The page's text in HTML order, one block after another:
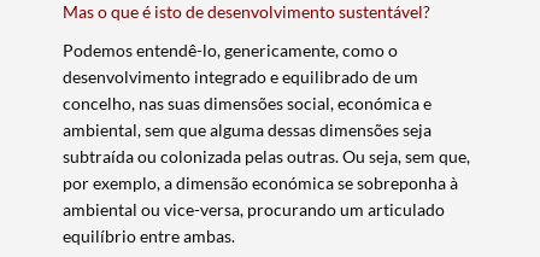
Mas o que é isto de desenvolvimento sustentável?
Podemos entendê-lo, genericamente, como o
desenvolvimento integrado e equilibrado de um
concelho, nas suas dimensões social, económica e
ambiental, sem que alguma dessas dimensões seja
subtraída ou colonizada pelas outras. Ou seja, sem que,
por exemplo, a dimensão económica se sobreponha à
ambiental ou vice-versa, procurando um articulado
equilíbrio entre ambas.